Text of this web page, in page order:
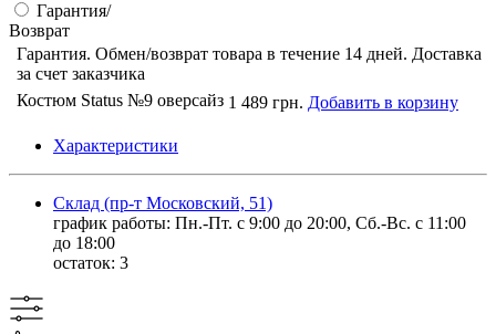
Гарантия/
Возврат
Гарантия. Обмен/возврат товара в течение 14 дней. Доставка
за счет заказчика
Костюм Status №9 оверсайз 1 489 грн. Добавить в корзину
Характеристики
Склад (пр-т Московский, 51)
график работы: Пн.-Пт. с 9:00 до 20:00, Сб.-Вс. с 11:00
до 18:00
остаток: 3